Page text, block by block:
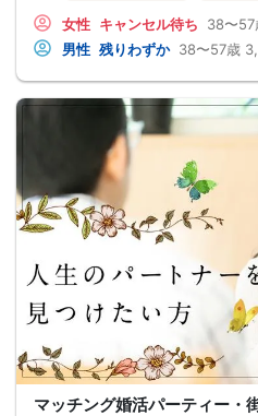
女性 キャンセル待ち 38〜57
男性 残りわずか 38〜57歳
マッチング婚活パーティー・